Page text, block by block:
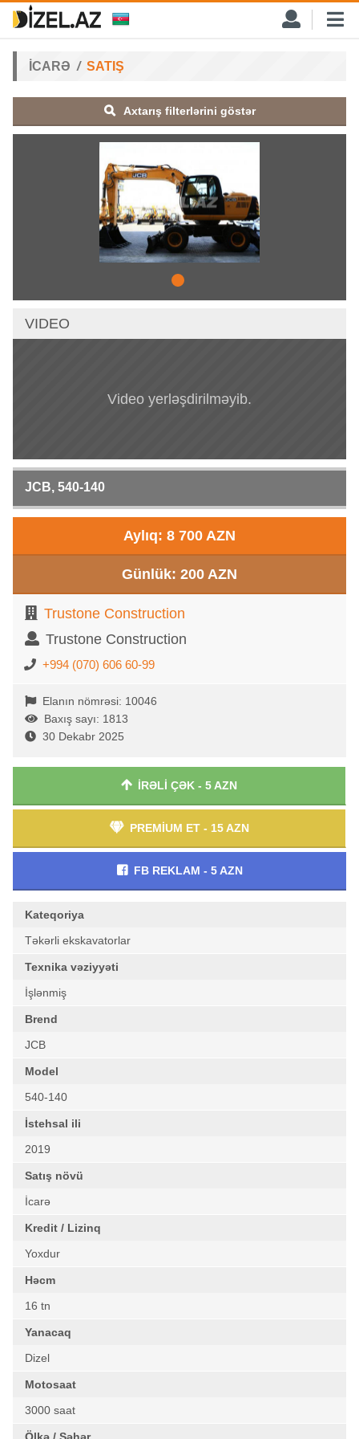
İCARƏ SATIŞ
Axtarış filterlərini göstər
VIDEO
Video yerləşdirilməyib.
JCB, 540-140
Aylıq: 8 700 AZN
Günlük: 200 AZN
Trustone Construction
Trustone Construction
+994 (070) 606 60-99
Elanın nömrəsi: 10046
Baxış sayı: 1813
30 Dekabr 2025
İRƏLİ ÇƏK - 5 AZN
PREMİUM ET - 15 AZN
FB REKLAM - 5 AZN
Kateqoriya
Təkərli ekskavatorlar
Texnika vəziyyəti
İşlənmiş
Brend
JCB
Model
540-140
İstehsal ili
2019
Satış növü
İcarə
Kredit / Lizinq
Yoxdur
Həcm
16 tn
Yanacaq
Dizel
Motosaat
3000 saat